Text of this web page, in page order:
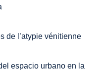
de l’atypie vénitienne
espacio urbano en la